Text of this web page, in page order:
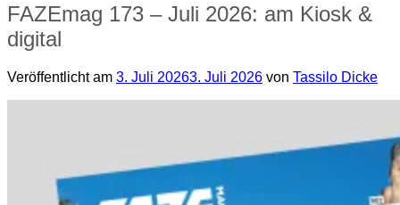
FAZEmag 173 – Juli 2026: am Kiosk &
digital
Veröffentlicht am 3. Juli 20263. Juli 2026 von Tassilo Dicke